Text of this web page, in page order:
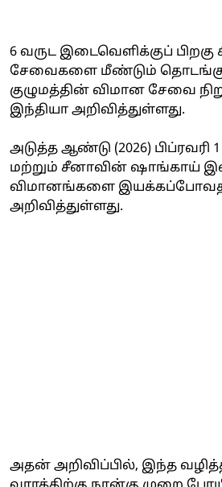
6 வருட இடைவெளிக்குப் பிறகு
சேவைகளை மீண்டும்
குழுமத்தின் விமான சேவை
இந்தியா அறிவித்துள்ளது.
அடுத்த ஆண்டு (2026) பிப்ரவரி
மற்றும் சீனாவின் ஷாங்காய்
விமானங்களை
அறிவித்துள்ளது.
அதன் அறிவிப்பில், இந்த